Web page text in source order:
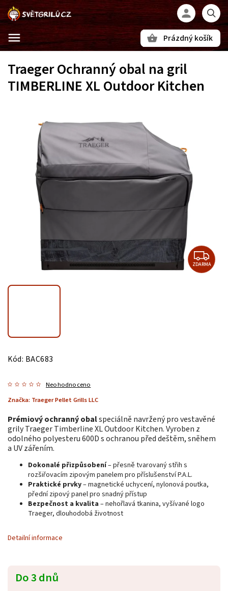
Prázdný košík
Traeger Ochranný obal na gril
TIMBERLINE XL Outdoor Kitchen
ZDARMA
Kód: BAC683
Neohodnoceno
Značka: Traeger Pellet Grills LLC
Do 3 dnů
Prémiový ochranný obalspeciálně navržený pro vestavěné
grily Traeger Timberline XL Outdoor Kitchen. Vyroben z
odolného polyesteru 600D s ochranou před deštěm, sněhem
a UV zářením.
Dokonalé přizpůsobení– přesně tvarovaný střih s
rozšiřovacím zipovým panelem pro příslušenství P.A.L.
Praktické prvky– magnetické uchycení, nylonová poutka,
přední zipový panel pro snadný přístup
Bezpečnost a kvalita – nehořlavá tkanina, vyšívané logo
Traeger, dlouhodobá životnost
Detailní informace